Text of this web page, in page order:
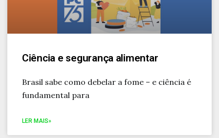
Ciência e segurança alimentar
Brasil sabe como debelar a fome – e ciência é
fundamental para
LER MAIS»